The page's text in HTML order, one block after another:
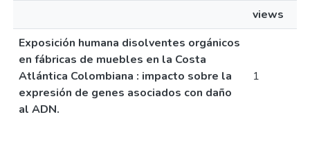
views
Exposición humana disolventes orgánicos
en fábricas de muebles en la Costa
Atlántica Colombiana : impacto sobre la
expresión de genes asociados con daño
al ADN.
1